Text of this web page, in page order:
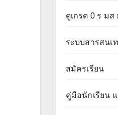
ดูเกรด 0 ร มส
ระบบสารสนเ
สมัครเรียน
คู่มือนักเรียน